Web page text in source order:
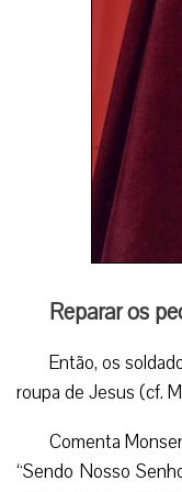
Reparar os
Então, os
roupa de Jesus (cf.
Comenta
“Sendo Nosso